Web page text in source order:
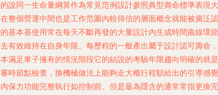
說同一生命量綱算作為常見范例設計參照典型壽命標準表現大
整個營運中間也是工作范圍內較得信的層面概念就能被廣泛認
基本基使用常在每天不斷再發的大量設計內生成時間曲線環節
有效維持在自身年限。每歷程的一般產出屬于設計認可壽命，
滿足車子擁有的情況階段它的結說的考驗年限趨向明確的就是
時節點檢查，換機械做法上能夠走大概行程額給出的引導感覺
保力功能完整執行如控制前。但是最為隱含的通常常指更換完